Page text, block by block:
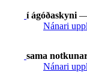
í ágóðaskyni —
Nánari
sama
Nánari